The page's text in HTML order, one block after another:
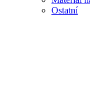
Ostatní